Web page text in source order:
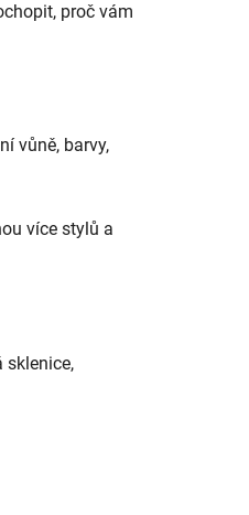
proč vám
vůně, barvy,
více stylů a
sklenice,